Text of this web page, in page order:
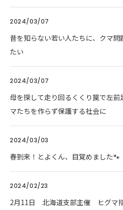
2024/03/07
昔を知らない若い人たちに、クマ問
たい
2024/03/07
母を探して走り回るくくり罠で左
マたちを作らず保護する社会に
2024/03/03
春到来！とよくん、目覚めました🐾
2024/02/23
2月11日 北海道支部主催 ヒグマ